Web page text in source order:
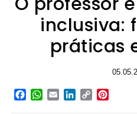
inclusiva:
práticas
Facebook
WhatsApp
EmailLinkedIn
Copy